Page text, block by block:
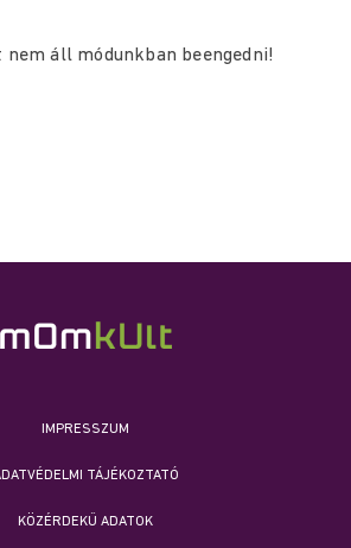
áll módunkban beengedni!
IMPRESSZUM
TÁJÉKOZTATÓ
KÖZÉRDEKŰ ADATOK